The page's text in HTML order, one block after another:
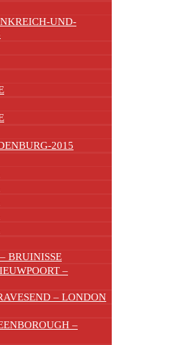
UND-
2015
BRUINISSE
–
– LONDON
–